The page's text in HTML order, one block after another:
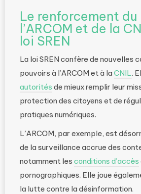
Le renforcement du
l’ARCOM et de la
loi SREN
La loi SREN confère de nouvelles
pouvoirs à l’ARCOM et à la CNIL.
autorités de mieux remplir leur
protection des citoyens et de
pratiques numériques.
L’ARCOM, par exemple, est
de la surveillance accrue des
notamment les conditions d’accès
pornographiques. Elle joue
la lutte contre la désinformation.